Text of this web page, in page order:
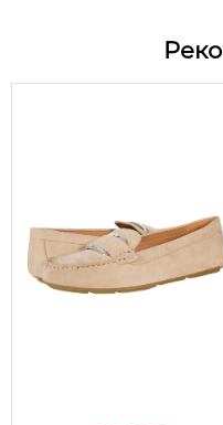
Количество отделений
для карт
Узоры и принты